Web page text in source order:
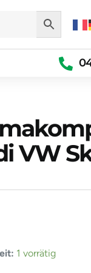
VW
1 vorrätig